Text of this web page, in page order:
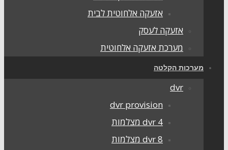
אזעקה אלחוטית לבית
אזעקה לעסק
מערכת אזעקה אלחוטית
הקלטה
dvr provision
dvr 4 מצלמות
dvr 8 מצלמות